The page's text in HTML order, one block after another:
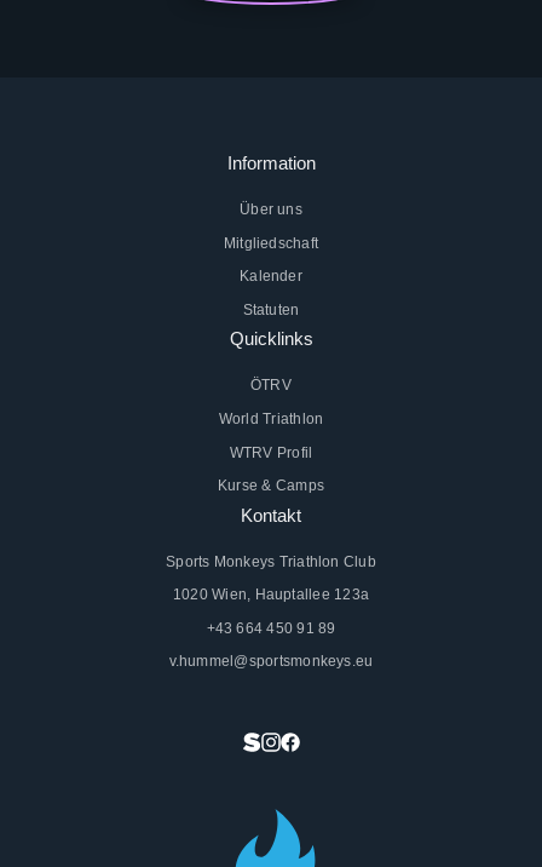
Information
Über uns
Mitgliedschaft
Kalender
Statuten
Quicklinks
ÖTRV
World Triathlon
WTRV Profil
Kurse & Camps
Kontakt
Sports Monkeys Triathlon Club
1020 Wien, Hauptallee 123a
+43 664 450 91 89
v.hummel@sportsmonkeys.eu